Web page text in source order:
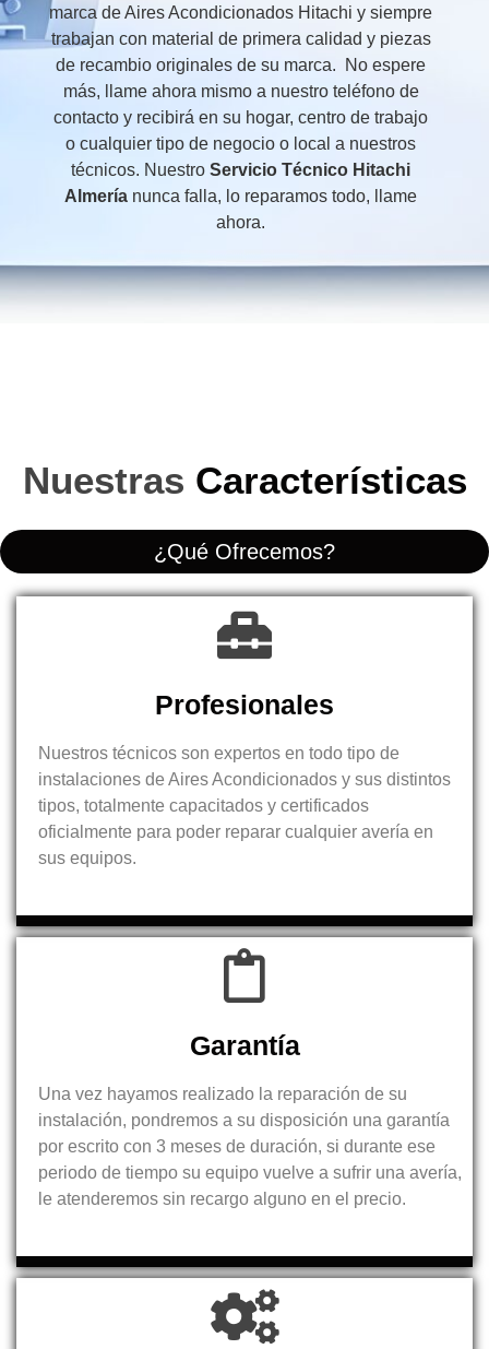
marca de Aires Acondicionados Hitachi y siempre
trabajan con material de primera calidad y piezas
de recambio originales de su marca. No espere
más, llame ahora mismo a nuestro teléfono de
contacto y recibirá en su hogar, centro de trabajo
o cualquier tipo de negocio o local a nuestros
técnicos. Nuestro Servicio Técnico Hitachi
Almería nunca falla, lo reparamos todo, llame
ahora.
Nuestras Características
¿Qué Ofrecemos?
Profesionales
Nuestros técnicos son expertos en todo tipo de
instalaciones de Aires Acondicionados y sus distintos
tipos, totalmente capacitados y certificados
oficialmente para poder reparar cualquier avería en
sus equipos.
Garantía
Una vez hayamos realizado la reparación de su
instalación, pondremos a su disposición una garantía
por escrito con 3 meses de duración, si durante ese
periodo de tiempo su equipo vuelve a sufrir una avería,
le atenderemos sin recargo alguno en el precio.